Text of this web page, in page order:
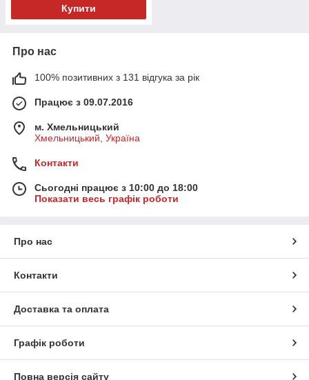
Купити
Про нас
100% позитивних з 131 відгука за рік
Працює з 09.07.2016
м. Хмельницький
Хмельницький, Україна
Контакти
Сьогодні працює з 10:00 до 18:00
Показати весь графік роботи
Про нас
Контакти
Доставка та оплата
Графік роботи
Повна версія сайту